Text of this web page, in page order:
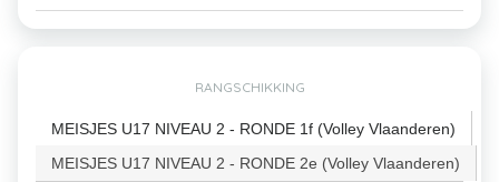
RANGSCHIKKING
MEISJES U17 NIVEAU 2 - RONDE 1f (Volley Vlaanderen)
MEISJES U17 NIVEAU 2 - RONDE 2e (Volley Vlaanderen)